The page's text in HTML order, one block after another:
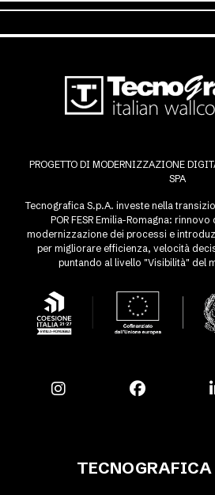
PROGETTO DI MODERNIZZAZIONE
SPA
Tecnografica S.p.A. investe nella
POR FESR Emilia-Romagna:
modernizzazione dei processi e
per migliorare efficienza, velocità
puntando al livello "Visibilità" del
TECNOGRAFICA